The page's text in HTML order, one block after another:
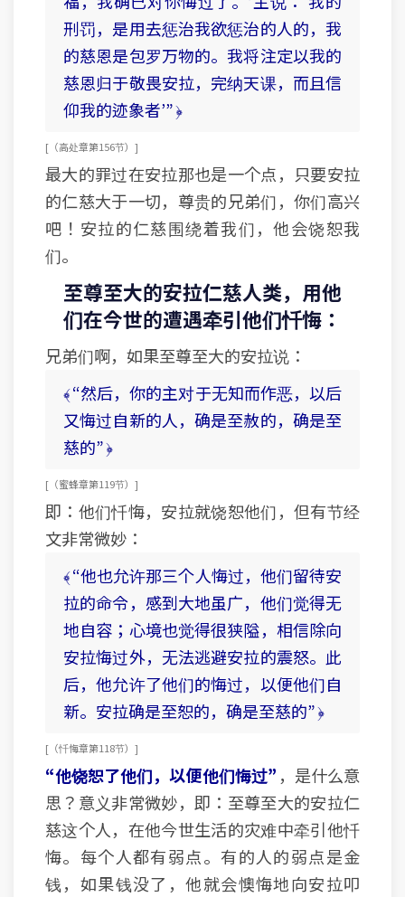
刑罚，是用去惩治我欲惩治的人的，我
的慈恩是包罗万物的。我将注定以我的
慈恩归于敬畏安拉，完纳天课，而且信
仰我的迹象者’” ﴿
[ （高处章 第156节） ]
最大的罪过在安拉那也是一个点，只要安拉
的仁慈大于一切，尊贵的兄弟们，你们高兴
吧！安拉的仁慈围绕着我们，他会饶恕我
们。
至尊至大的安拉仁慈人类，用他
们在今世的遭遇牵引他们忏悔：
兄弟们啊，如果至尊至大的安拉说：
﴾ “然后，你的主对于无知而作恶，以后
又悔过自新的人，确是至赦的，确是至
慈的” ﴿
[ （蜜蜂章 第119节） ]
即：他们忏悔，安拉就饶恕他们，但有节经
文非常微妙：
﴾ “他也允许那三个人悔过，他们留待安
拉的命令，感到大地虽广，他们觉得无
地自容；心境也觉得很狭隘，相信除向
安拉悔过外，无法逃避安拉的震怒。此
后，他允许了他们的悔过，以便他们自
新。安拉确是至恕的，确是至慈的” ﴿
[ （忏悔章 第118节） ]
“他饶恕了他们，以便他们悔过” ，是什么意
思？意义非常微妙，即：至尊至大的安拉仁
慈这个人，在他今世生活的灾难中牵引他忏
悔。每个人都有弱点。有的人的弱点是金
钱，如果钱没了，他就会懊悔地向安拉叩